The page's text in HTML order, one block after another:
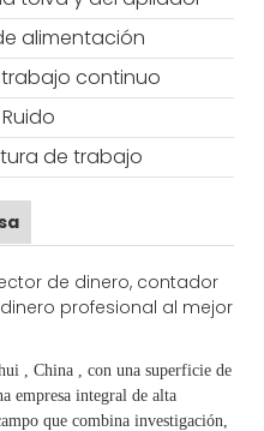
alimentación
continuo
Ruido
de trabajo
, China
, con una superficie de
empresa integral de alta
que combina investigación,